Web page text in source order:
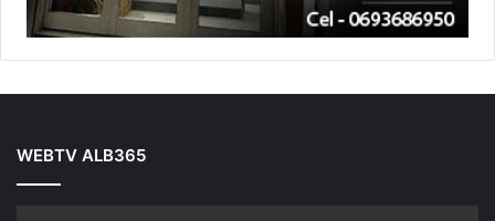
WEBTV ALB365